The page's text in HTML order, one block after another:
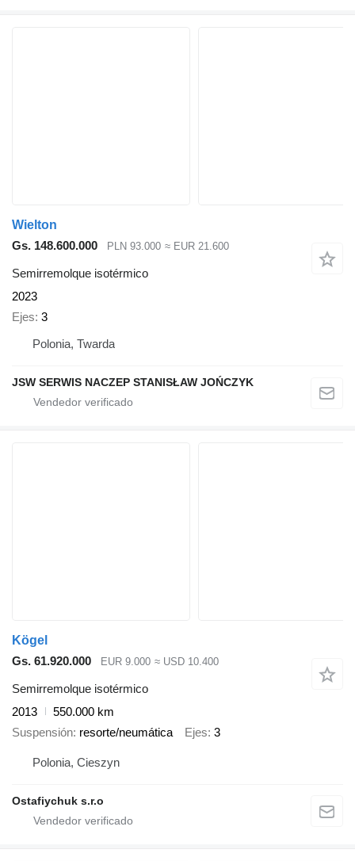
Wielton
Gs. 148.600.000
PLN 93.000 ≈ EUR 21.600
Semirremolque isotérmico
2023
Ejes 3
Polonia, Twarda
JSW SERWIS NACZEP STANISŁAW JOŃCZYK
Kögel
Gs. 61.920.000
EUR 9.000 ≈ USD 10.400
Semirremolque isotérmico
2013
550.000 km
Suspensión resorte/neumática Ejes 3
Polonia, Cieszyn
Ostafiychuk s.r.o